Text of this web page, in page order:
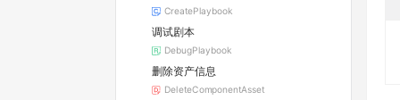
CreatePlaybook
调试剧本
DebugPlaybook
删除资产信息
DeleteComponentAsset